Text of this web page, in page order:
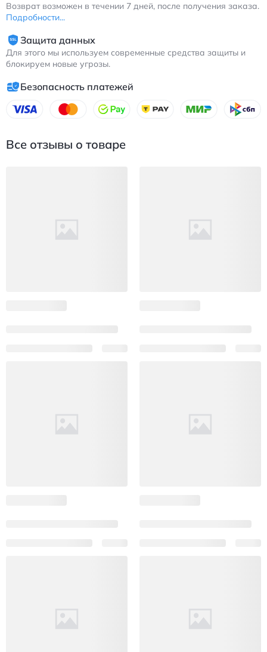
Возврат возможен в течении 7 дней, после получения заказа.
Подробности...
Защита данных
Для этого мы используем современные средства защиты и
блокируем новые угрозы.
Безопасность платежей
Все отзывы о товаре